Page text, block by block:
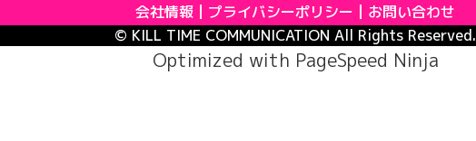
会社情報 プライバシーポリシー
お問い合わせ
© KILL TIME COMMUNICATION All Rights Reserved.
Optimized with PageSpeed Ninja